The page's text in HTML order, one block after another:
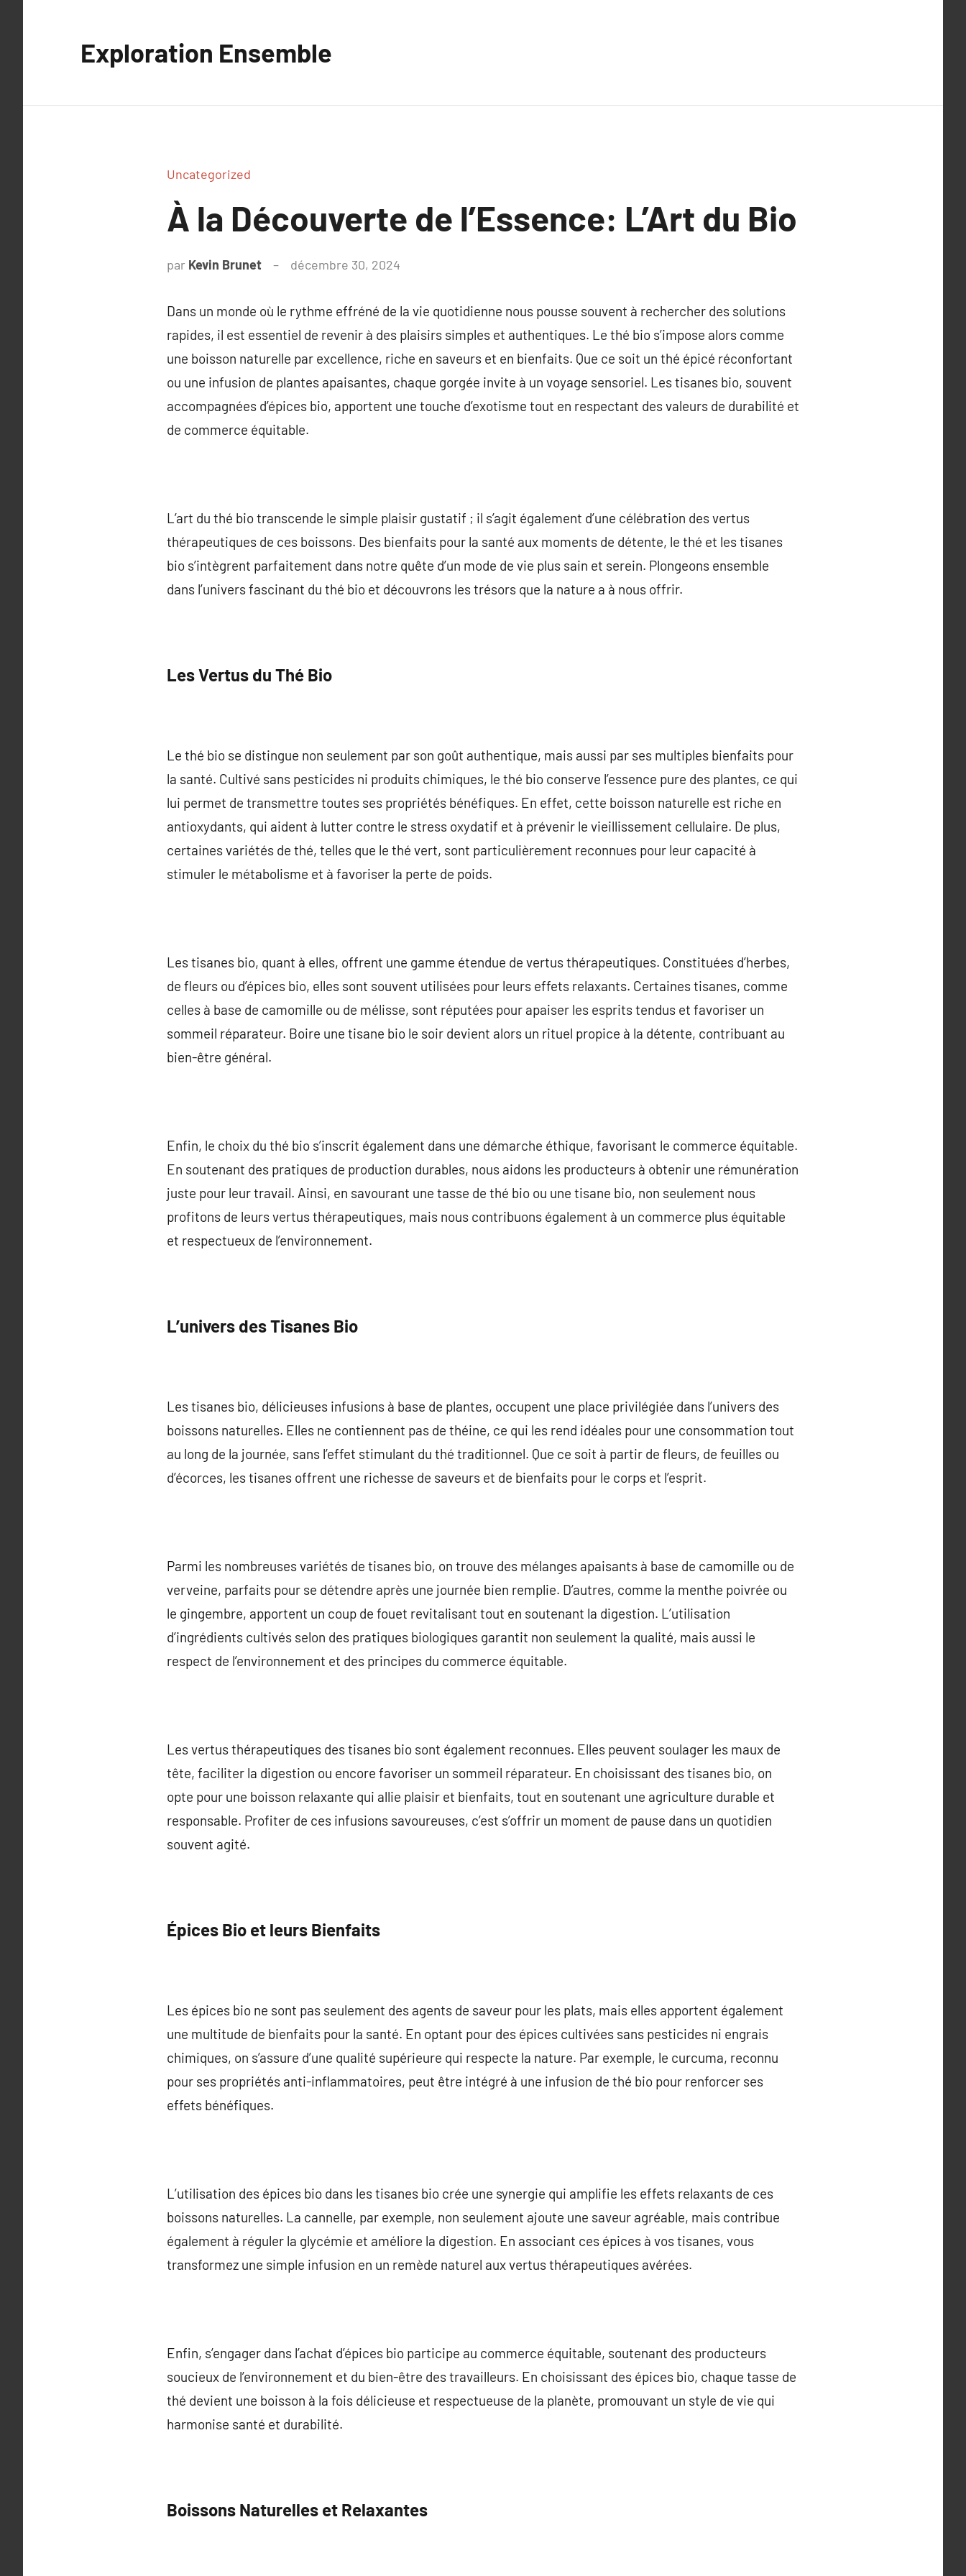
Exploration Ensemble
Uncategorized
À la Découverte de l’Essence: L’Art du Bio
par Kevin Brunet décembre 30, 2024
Dans un monde où le rythme effréné de la vie quotidienne nous pousse souvent à rechercher des solutions
rapides, il est essentiel de revenir à des plaisirs simples et authentiques. Le thé bio s’impose alors comme
une boisson naturelle par excellence, riche en saveurs et en bienfaits. Que ce soit un thé épicé réconfortant
ou une infusion de plantes apaisantes, chaque gorgée invite à un voyage sensoriel. Les tisanes bio, souvent
accompagnées d’épices bio, apportent une touche d’exotisme tout en respectant des valeurs de durabilité et
de commerce équitable.
L’art du thé bio transcende le simple plaisir gustatif ; il s’agit également d’une célébration des vertus
thérapeutiques de ces boissons. Des bienfaits pour la santé aux moments de détente, le thé et les tisanes
bio s’intègrent parfaitement dans notre quête d’un mode de vie plus sain et serein. Plongeons ensemble
dans l’univers fascinant du thé bio et découvrons les trésors que la nature a à nous offrir.
Les Vertus du Thé Bio
Le thé bio se distingue non seulement par son goût authentique, mais aussi par ses multiples bienfaits pour
la santé. Cultivé sans pesticides ni produits chimiques, le thé bio conserve l’essence pure des plantes, ce qui
lui permet de transmettre toutes ses propriétés bénéfiques. En effet, cette boisson naturelle est riche en
antioxydants, qui aident à lutter contre le stress oxydatif et à prévenir le vieillissement cellulaire. De plus,
certaines variétés de thé, telles que le thé vert, sont particulièrement reconnues pour leur capacité à
stimuler le métabolisme et à favoriser la perte de poids.
Les tisanes bio, quant à elles, offrent une gamme étendue de vertus thérapeutiques. Constituées d’herbes,
de fleurs ou d’épices bio, elles sont souvent utilisées pour leurs effets relaxants. Certaines tisanes, comme
celles à base de camomille ou de mélisse, sont réputées pour apaiser les esprits tendus et favoriser un
sommeil réparateur. Boire une tisane bio le soir devient alors un rituel propice à la détente, contribuant au
bien-être général.
Enfin, le choix du thé bio s’inscrit également dans une démarche éthique, favorisant le commerce équitable.
En soutenant des pratiques de production durables, nous aidons les producteurs à obtenir une rémunération
juste pour leur travail. Ainsi, en savourant une tasse de thé bio ou une tisane bio, non seulement nous
profitons de leurs vertus thérapeutiques, mais nous contribuons également à un commerce plus équitable
et respectueux de l’environnement.
L’univers des Tisanes Bio
Les tisanes bio, délicieuses infusions à base de plantes, occupent une place privilégiée dans l’univers des
boissons naturelles. Elles ne contiennent pas de théine, ce qui les rend idéales pour une consommation tout
au long de la journée, sans l’effet stimulant du thé traditionnel. Que ce soit à partir de fleurs, de feuilles ou
d’écorces, les tisanes offrent une richesse de saveurs et de bienfaits pour le corps et l’esprit.
Parmi les nombreuses variétés de tisanes bio, on trouve des mélanges apaisants à base de camomille ou de
verveine, parfaits pour se détendre après une journée bien remplie. D’autres, comme la menthe poivrée ou
le gingembre, apportent un coup de fouet revitalisant tout en soutenant la digestion. L’utilisation
d’ingrédients cultivés selon des pratiques biologiques garantit non seulement la qualité, mais aussi le
respect de l’environnement et des principes du commerce équitable.
Les vertus thérapeutiques des tisanes bio sont également reconnues. Elles peuvent soulager les maux de
tête, faciliter la digestion ou encore favoriser un sommeil réparateur. En choisissant des tisanes bio, on
opte pour une boisson relaxante qui allie plaisir et bienfaits, tout en soutenant une agriculture durable et
responsable. Profiter de ces infusions savoureuses, c’est s’offrir un moment de pause dans un quotidien
souvent agité.
Épices Bio et leurs Bienfaits
Les épices bio ne sont pas seulement des agents de saveur pour les plats, mais elles apportent également
une multitude de bienfaits pour la santé. En optant pour des épices cultivées sans pesticides ni engrais
chimiques, on s’assure d’une qualité supérieure qui respecte la nature. Par exemple, le curcuma, reconnu
pour ses propriétés anti-inflammatoires, peut être intégré à une infusion de thé bio pour renforcer ses
effets bénéfiques.
L’utilisation des épices bio dans les tisanes bio crée une synergie qui amplifie les effets relaxants de ces
boissons naturelles. La cannelle, par exemple, non seulement ajoute une saveur agréable, mais contribue
également à réguler la glycémie et améliore la digestion. En associant ces épices à vos tisanes, vous
transformez une simple infusion en un remède naturel aux vertus thérapeutiques avérées.
Enfin, s’engager dans l’achat d’épices bio participe au commerce équitable, soutenant des producteurs
soucieux de l’environnement et du bien-être des travailleurs. En choisissant des épices bio, chaque tasse de
thé devient une boisson à la fois délicieuse et respectueuse de la planète, promouvant un style de vie qui
harmonise santé et durabilité.
Boissons Naturelles et Relaxantes